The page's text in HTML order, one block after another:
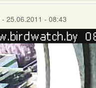
- 25.06.2011 - 08:43